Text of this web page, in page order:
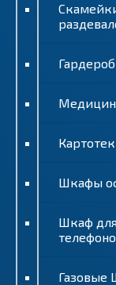
Шкафы
Шкаф
Газовые